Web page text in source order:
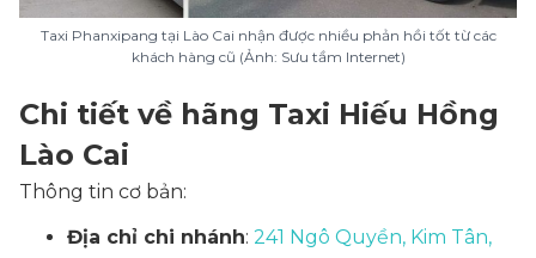
Taxi Phanxipang tại Lào Cai nhận được nhiều phản hồi tốt từ các
khách hàng cũ (Ảnh: Sưu tầm Internet)
Chi tiết về hãng Taxi Hiếu Hồng
Lào Cai
Thông tin cơ bản:
Địa chỉ chi nhánh: 241 Ngô Quyền, Kim Tân,